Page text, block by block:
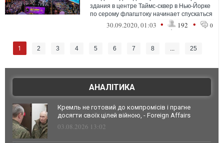
здания в центре Таймс-сквер в Нью-Йорке
по серому флагштоку начинает спускаться
разноцветный шар.
30.09.2020, 01:03 • 192 • 0
1 2 3 4 5 6 7 8 ... 25
АНАЛІТИКА
Кремль не готовий до компромісів і прагне
досягти своїх цілей війною, - Foreign Affairs
03.08.2026 13:02